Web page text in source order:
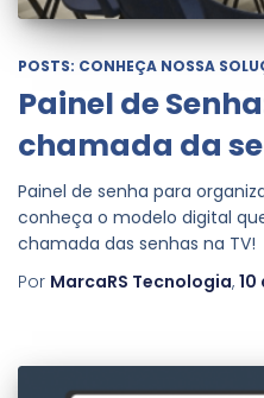
POSTS: CONHEÇA NOSSA
Painel de
chamada da
Painel de senha para
conheça o modelo digital
chamada das senhas na TV!
Por MarcaRS Tecnologia, 10